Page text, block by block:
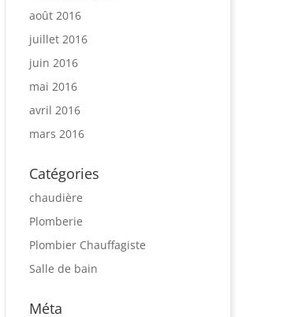
août 2016
juillet 2016
juin 2016
mai 2016
avril 2016
mars 2016
Catégories
chaudière
Plomberie
Plombier Chauffagiste
Salle de bain
Méta